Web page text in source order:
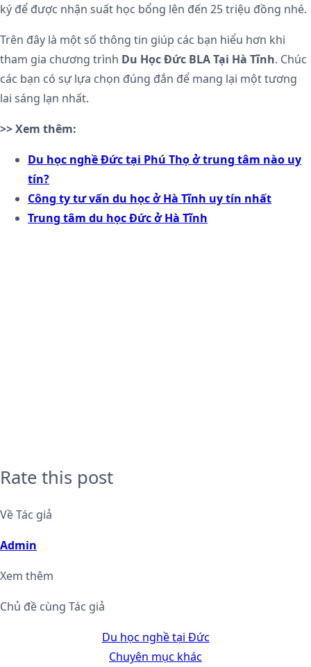
ký để được nhận suất học bổng lên đến 25 triệu đồng nhé.
Trên đây là một số thông tin giúp các bạn hiểu hơn khi
tham gia chương trình Du Học Đức BLA Tại Hà Tĩnh. Chúc
các bạn có sự lựa chọn đúng đắn để mang lại một tương
lai sáng lạn nhất.
>> Xem thêm:
Du học nghề Đức tại Phú Thọ ở trung tâm nào uy
tín?
Công ty tư vấn du học ở Hà Tĩnh uy tín nhất
Trung tâm du học Đức ở Hà Tĩnh
Rate this post
Về Tác giả
Admin
Xem thêm
Chủ đề cùng Tác giả
Du học nghề tại Đức
Chuyên mục khác